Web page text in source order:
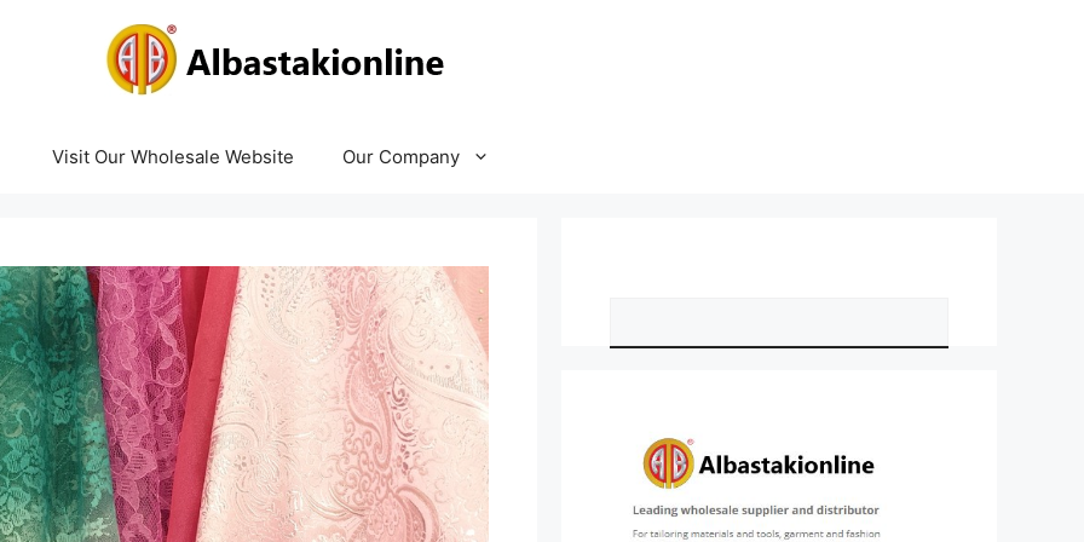
Visit Our Wholesale Website Our Company